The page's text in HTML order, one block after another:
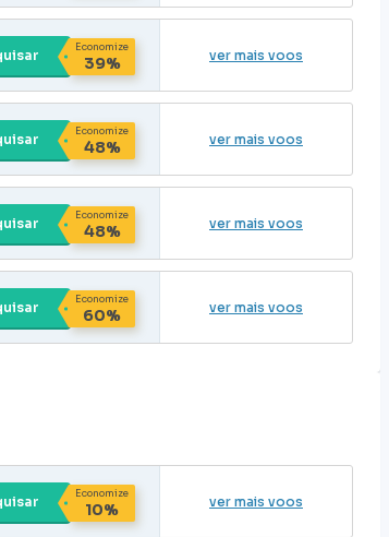
Economize
39% ver mais voos
Economize
48% ver mais voos
Economize
48% ver mais voos
Economize
60% ver mais voos
Economize
10% ver mais voos